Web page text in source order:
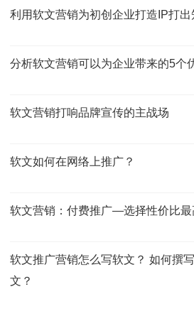
利用软文营销为初创企业打造IP打出
分析软文营销可以为企业带来的5个
软文营销打响品牌宣传的主战场
软文如何在网络上推广？
软文营销：付费推广—选择性价比最
软文推广营销怎么写软文？ 如何撰
文？